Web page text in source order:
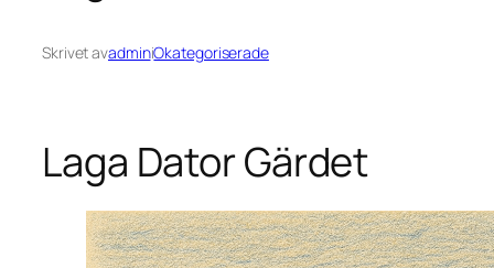
Skrivet avadminiOkategoriserade
Laga Dator Gärdet